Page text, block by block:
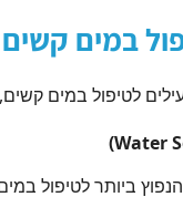
במים קשים
לטיפול במים
ביותר לטיפול